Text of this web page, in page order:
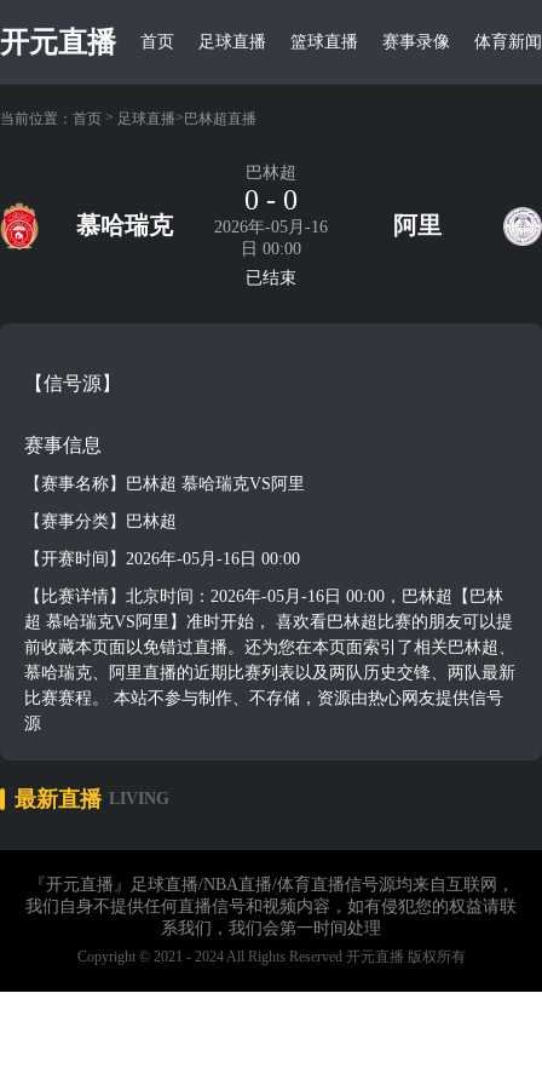
开元直播 首页 足球直播 篮球直播 赛事录像 体育新闻
当前位置： 首页 > 足球直播> 巴林超直播
慕哈瑞克
巴林超
0 - 0
2026年-05月-16
日 00:00
已结束
阿里
【信号源】
赛事信息
【赛事名称】巴林超 慕哈瑞克VS阿里
【赛事分类】巴林超
【开赛时间】2026年-05月-16日 00:00
【比赛详情】北京时间：2026年-05月-16日 00:00，巴林超【巴林
超 慕哈瑞克VS阿里】准时开始， 喜欢看巴林超比赛的朋友可以提
前收藏本页面以免错过直播。还为您在本页面索引了相关巴林超、
慕哈瑞克、阿里直播的近期比赛列表以及两队历史交锋、两队最新
比赛赛程。 本站不参与制作、不存储，资源由热心网友提供信号
源
最新直播 LIVING
『开元直播』足球直播/NBA直播/体育直播信号源均来自互联网，
我们自身不提供任何直播信号和视频内容，如有侵犯您的权益请联
系我们，我们会第一时间处理
Copyright © 2021 - 2024 All Rights Reserved 开元直播 版权所有